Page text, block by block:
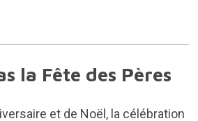
la Fête des Pères
et de Noël, la célébration